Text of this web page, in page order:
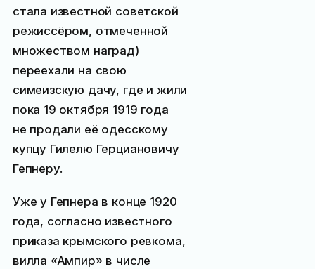
стала известной советской
режиссёром, отмеченной
множеством наград)
переехали на свою
симеизскую дачу, где и жили
пока 19 октября 1919 года
не продали её одесскому
купцу Гилелю Герциановичу
Гепнеру.
Уже у Гепнера в конце 1920
года, согласно известного
приказа крымского ревкома,
вилла «Ампир» в числе